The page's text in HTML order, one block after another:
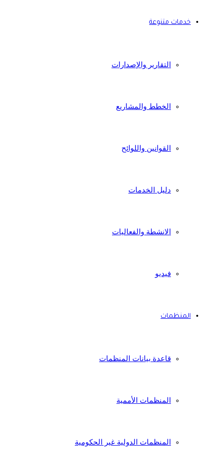
خدمات متنوعة
التقارير والإصدارات
الخطط والمشاريع
القوانين واللوائح
دليل الخدمات
الانشطة والفعاليات
فيديو
المنظمات
قاعدة بيانات المنظمات
المنظمات الأممية
المنظمات الدولية غير الحكومية